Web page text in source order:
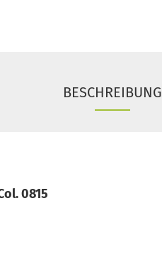
BESCHREIBUNG
0815